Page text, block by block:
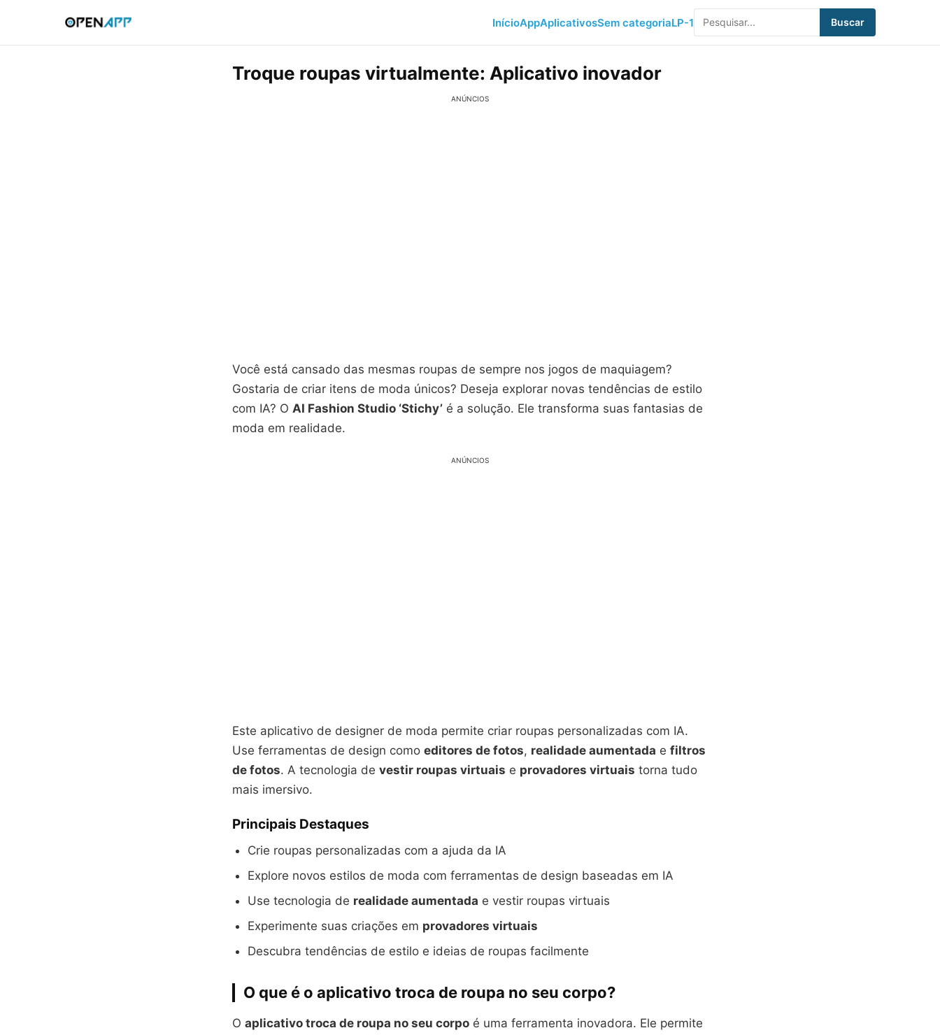
InícioAppAplicativosSem categoriaLP-1 Buscar
Troque roupas virtualmente: Aplicativo inovador
ANÚNCIOS
Você está cansado das mesmas roupas de sempre nos jogos de maquiagem?
Gostaria de criar itens de moda únicos? Deseja explorar novas tendências de estilo
com IA? O AI Fashion Studio ‘Stichy’ é a solução. Ele transforma suas fantasias de
moda em realidade.
ANÚNCIOS
Este aplicativo de designer de moda permite criar roupas personalizadas com IA.
Use ferramentas de design como editores de fotos, realidade aumentada e filtros
de fotos. A tecnologia de vestir roupas virtuais e provadores virtuais torna tudo
mais imersivo.
Principais Destaques
Crie roupas personalizadas com a ajuda da IA
Explore novos estilos de moda com ferramentas de design baseadas em IA
Use tecnologia de realidade aumentada e vestir roupas virtuais
Experimente suas criações em provadores virtuais
Descubra tendências de estilo e ideias de roupas facilmente
O que é o aplicativo troca de roupa no seu corpo?
O aplicativo troca de roupa no seu corpo é uma ferramenta inovadora. Ele permite